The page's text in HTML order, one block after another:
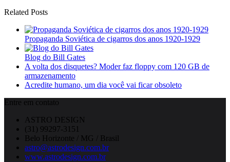
Related Posts
Propaganda Soviética de cigarros dos anos 1920-1929
Blog do Bill Gates
A volta dos disquetes? Moder faz floppy com 120 GB de
armazenamento
Acredite humano, um dia você vai ficar obsoleto
Entre em contato
ASTRO DESIGN
(31) 99297-3151
Belo Horizonte / MG / Brasil
astro@astrodesign.com.br
www.astrodesign.com.br